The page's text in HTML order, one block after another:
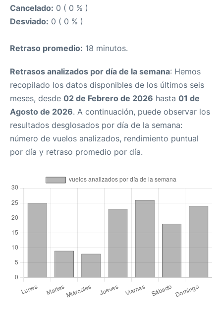
Cancelado: 0 ( 0 % )
Desviado: 0 ( 0 % )
Retraso promedio: 18 minutos.
Retrasos analizados por día de la semana: Hemos
recopilado los datos disponibles de los últimos seis
meses, desde 02 de Febrero de 2026 hasta 01 de
Agosto de 2026. A continuación, puede observar los
resultados desglosados por día de la semana:
número de vuelos analizados, rendimiento puntual
por día y retraso promedio por día.